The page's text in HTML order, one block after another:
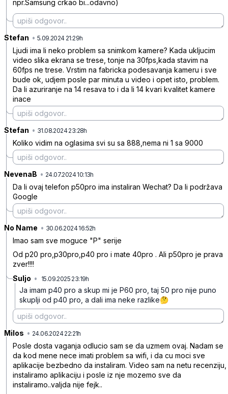
npr.Samsung crkao bi...odavno)
Stefan • 5.09.2024 21:29h
Ljudi ima li neko problem sa snimkom kamere? Kada ukljucim
video slika ekrana se trese, tonje na 30fps,kada stavim na
60fps ne trese. Vrstim na fabricka podesavanja kameru i sve
bude ok, udjem posle par minuta u video i opet isto, problem.
Da li azuriranje na 14 resava to i da li 14 kvari kvalitet kamere
inace
Stefan • 31.08.2024 23:28h
Koliko vidim na oglasima svi su sa 888,nema ni 1 sa 9000
NevenaB • 24.07.2024 10:13h
Da li ovaj telefon p50pro ima instaliran Wechat? Da li podržava
Google
No Name • 30.06.2024 16:52h
Imao sam sve moguce "P" serije
Od p20 pro,p30pro,p40 pro i mate 40pro . Ali p50pro je prava
zver!!!!
Suljo • 15.09.2025 23:19h
Ja imam p40 pro a skup mi je P60 pro, taj 50 pro nije puno
skuplji od p40 pro, a dali ima neke razlike🤔
Milos • 24.06.2024 22:21h
Posle dosta vaganja odlucio sam se da uzmem ovaj. Nadam se
da kod mene nece imati problem sa wifi, i da cu moci sve
aplikacije bezbedno da instaliram. Video sam na netu recenziju,
instaliramo aplikaciju i posle iz nje mozemo sve da
instaliramo..valjda nije fejk..